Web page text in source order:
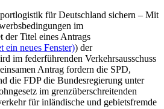
für Deutschland sichern – Mit
im
der Titel eines Antrags
ein neues Fenster)) der
im federführenden Verkehrsausschuss
Antrag fordern die SPD,
die FDP die Bundesregierung unter
im grenzüberschreitenden
für inländische und gebietsfremde